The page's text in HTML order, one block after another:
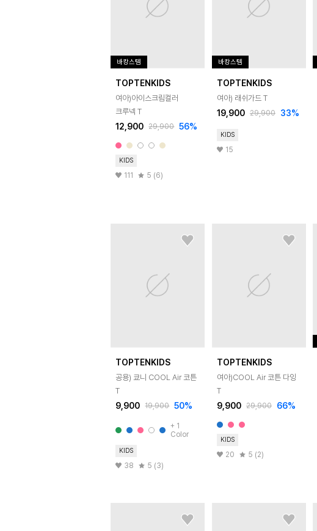
바캉스템
TOPTENKIDS
여아)아이스크림컬러
크루넥 T
12,900 29,900 56%
KIDS
111 5 (6)
바캉스템
TOPTENKIDS
여아) 래쉬가드 T
19,900 29,900 33%
KIDS
15
TOPTENKIDS
공용) 쿄니 COOL Air 코튼
T
9,900 19,900 50%
+ 1
Color
KIDS
38 5 (3)
TOPTENKIDS
여아)COOL Air 코튼 다잉
T
9,900 29,900 66%
KIDS
20 5 (2)